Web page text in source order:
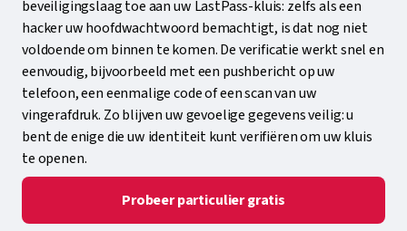
beveiligingslaag toe aan uw LastPass-kluis: zelfs als een
hacker uw hoofdwachtwoord bemachtigt, is dat nog niet
voldoende om binnen te komen. De verificatie werkt snel en
eenvoudig, bijvoorbeeld met een pushbericht op uw
telefoon, een eenmalige code of een scan van uw
vingerafdruk. Zo blijven uw gevoelige gegevens veilig: u
bent de enige die uw identiteit kunt verifiëren om uw kluis
te openen.
Probeer particulier gratis